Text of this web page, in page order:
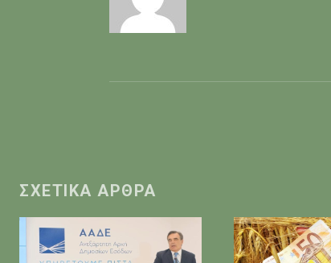
ΣΧΕΤΙΚΆ ΆΡΘΡΑ